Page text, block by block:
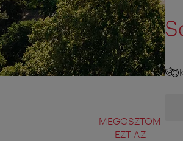
MEGOSZTOM
EZT AZ